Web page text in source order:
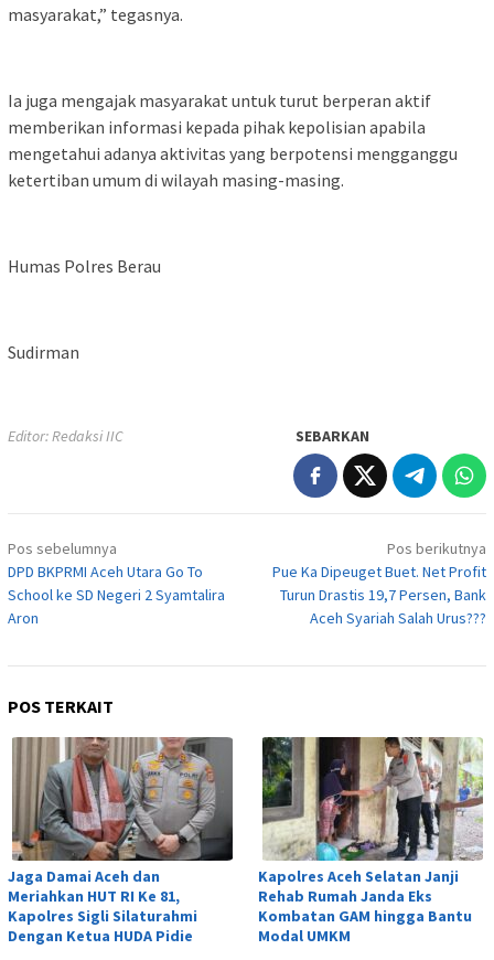
masyarakat,” tegasnya.
Ia juga mengajak masyarakat untuk turut berperan aktif
memberikan informasi kepada pihak kepolisian apabila
mengetahui adanya aktivitas yang berpotensi mengganggu
ketertiban umum di wilayah masing-masing.
Humas Polres Berau
Sudirman
Editor: Redaksi IIC SEBARKAN
Navigasi
pos
Pos sebelumnya
DPD BKPRMI Aceh Utara Go To
School ke SD Negeri 2 Syamtalira
Aron
Pos berikutnya
Pue Ka Dipeuget Buet. Net Profit
Turun Drastis 19,7 Persen, Bank
Aceh Syariah Salah Urus???
POS TERKAIT
Jaga Damai Aceh dan
Meriahkan HUT RI Ke 81,
Kapolres Sigli Silaturahmi
Dengan Ketua HUDA Pidie
Kapolres Aceh Selatan Janji
Rehab Rumah Janda Eks
Kombatan GAM hingga Bantu
Modal UMKM